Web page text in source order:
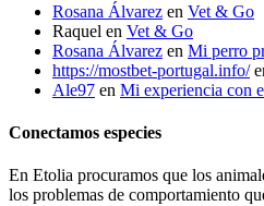
Rosana Álvarez en Vet & Go
Raquel en Vet & Go
Rosana Álvarez en Mi perro
https://mostbet-portugal.info/
Ale97 en Mi experiencia con
Conectamos especies
En Etolia procuramos que los
los problemas de comportamiento